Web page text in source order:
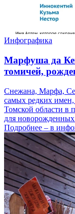
Инфографика
Марфуша да
томичей,
Снежана, Марфа,
самых редких
Томской области в
для
Подробнее – в